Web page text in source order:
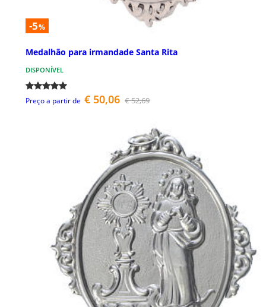
-5%
Medalhão para irmandade Santa Rita
DISPONÍVEL
Preço a partir de € 50,06 € 52,69